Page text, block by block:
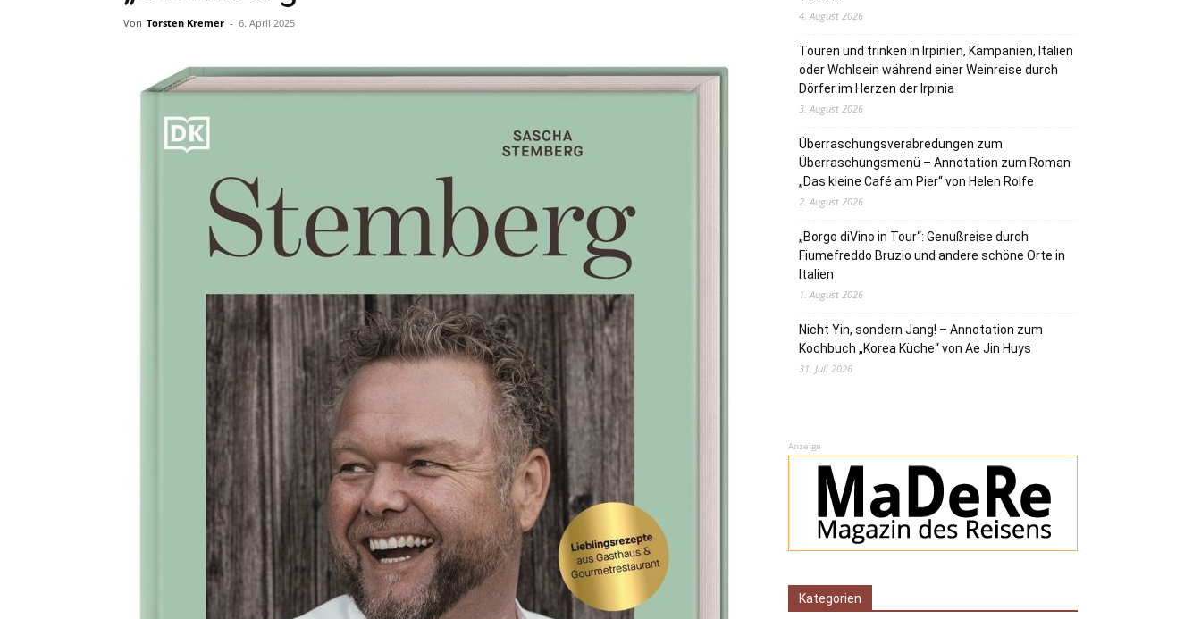
Von Torsten Kremer - 6. April 2025
4. August 2026
Touren und trinken in Irpinien, Kampanien, Italien
oder Wohlsein während einer Weinreise durch
Dörfer im Herzen der Irpinia
3. August 2026
Überraschungsverabredungen zum
Überraschungsmenü – Annotation zum Roman
„Das kleine Café am Pier“ von Helen Rolfe
2. August 2026
„Borgo diVino in Tour“: Genußreise durch
Fiumefreddo Bruzio und andere schöne Orte in
Italien
1. August 2026
Nicht Yin, sondern Jang! – Annotation zum
Kochbuch „Korea Küche“ von Ae Jin Huys
31. Juli 2026
Anzeige
Kategorien